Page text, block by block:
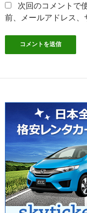
次回のコメントで
前、メールアドレス、